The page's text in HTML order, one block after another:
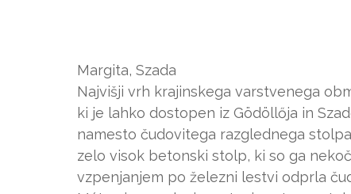
Margita, Szada
Najvišji vrh krajinskega varstvenega
ki je lahko dostopen iz Gödöllőja in
namesto čudovitega razglednega
zelo visok betonski stolp, ki so ga
vzpenjanjem po železni lestvi odprla